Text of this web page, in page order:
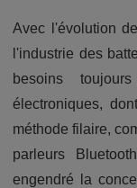
Avec l'évolution
l'industrie des
besoins
électroniques,
méthode filaire,
parleurs
engendré la